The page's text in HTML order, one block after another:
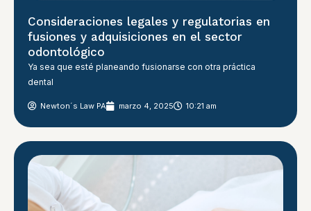
Consideraciones legales y regulatorias en
fusiones y adquisiciones en el sector
odontológico
Ya sea que esté planeando fusionarse con otra práctica
dental
Newton´s Law PA marzo 4, 2025 10:21 am